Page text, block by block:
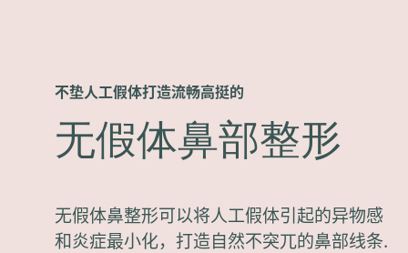
不垫人工假体打造流畅高挺的
无假体鼻部整形
无假体鼻整形可以将人工假体引起的异物感
和炎症最小化，打造自然不突兀的鼻部线条.